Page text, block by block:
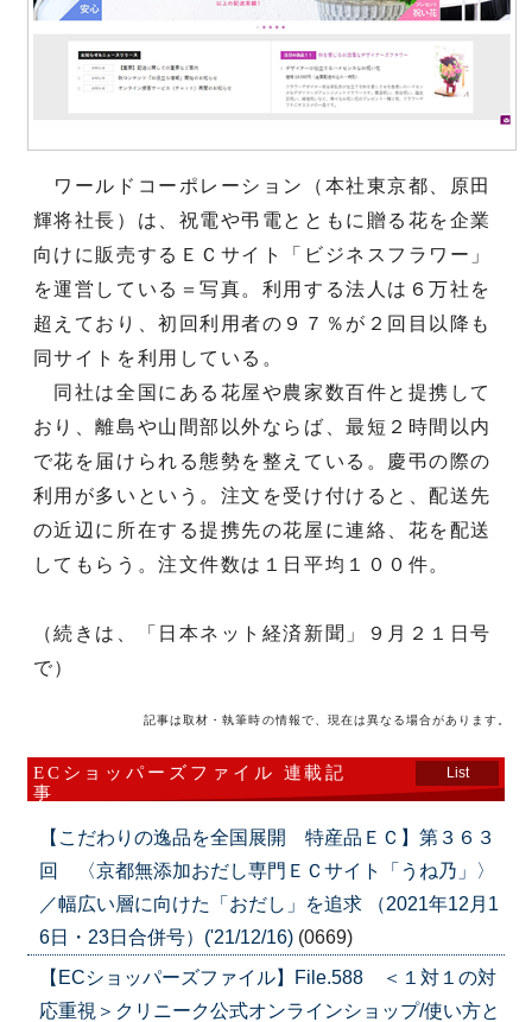
ワールドコーポレーション（本社東京都、原田
輝将社長）は、祝電や弔電とともに贈る花を企業
向けに販売するＥＣサイト「ビジネスフラワー」
を運営している＝写真。利用する法人は６万社を
超えており、初回利用者の９７％が２回目以降も
同サイトを利用している。
同社は全国にある花屋や農家数百件と提携して
おり、離島や山間部以外ならば、最短２時間以内
で花を届けられる態勢を整えている。慶弔の際の
利用が多いという。注文を受け付けると、配送先
の近辺に所在する提携先の花屋に連絡、花を配送
してもらう。注文件数は１日平均１００件。
（続きは、「日本ネット経済新聞」９月２１日号
で）
記事は取材・執筆時の情報で、現在は異なる場合があります。
ECショッパーズファイル 連載記
事
List
【こだわりの逸品を全国展開 特産品ＥＣ】第３６３
回 〈京都無添加おだし専門ＥＣサイト「うね乃」〉
／幅広い層に向けた「おだし」を追求 （2021年12月1
6日・23日合併号）('21/12/16) (0669)
【ECショッパーズファイル】File.588 ＜１対１の対
応重視＞クリニーク公式オンラインショップ/使い方と